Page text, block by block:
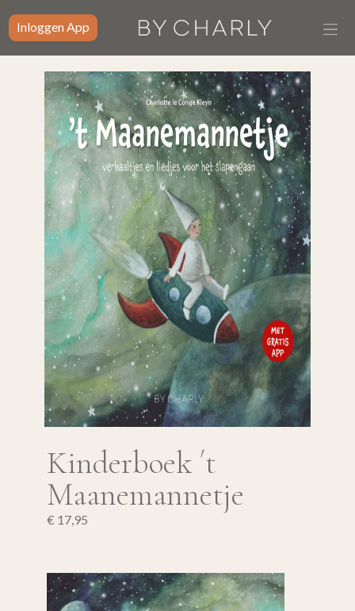
Inloggen App
Kinderboek ´t
Maanemannetje
€ 17,95